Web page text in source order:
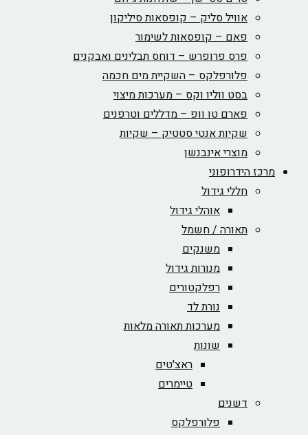
אוויל סליק – קופסאות סיליקון
פאם – קופסאות לשימור
פרס פרופרש – דוחס תבלינים ואבקנים
פלורפלקס – השקיית מים חכמה
בסט ווליו וקס – מערכות מיצוי
פארם טו וופ – מדללים וטרפנים
שקיות אנטי סטטיק – שקיות
מוצרי אינבנשן
מרכז הידרופוני
חללי גידול
אוהלי גידול
תאורה / חשמל
משנקים
מנורות גידול
רפלקטורים
נורת לד
מערכות תאורה מלאות
שונות
ראצ'טים
טיימרים
דשנים
פלורפלקס